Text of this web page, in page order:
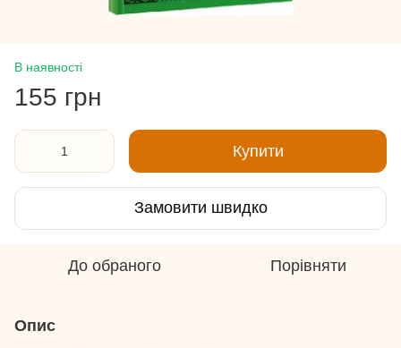
В наявності
155 грн
Купити
Замовити швидко
До обраного Порівняти
Опис